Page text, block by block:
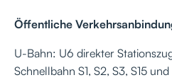
Öffentliche
U-Bahn: U6 direkter
Schnellbahn S1, S2, S3, S15